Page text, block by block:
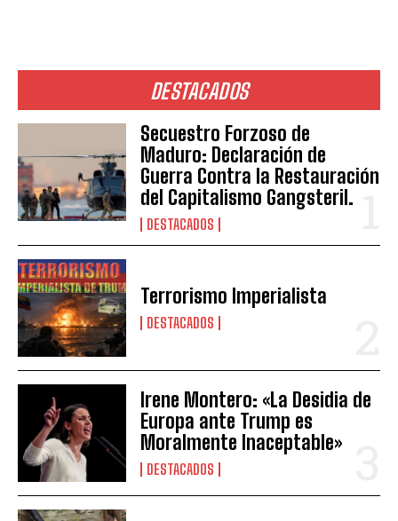
DESTACADOS
Secuestro Forzoso de
Maduro: Declaración de
Guerra Contra la Restauración
del Capitalismo Gangsteril.
DESTACADOS
Terrorismo Imperialista
DESTACADOS
Irene Montero: «La Desidia de
Europa ante Trump es
Moralmente Inaceptable»
DESTACADOS